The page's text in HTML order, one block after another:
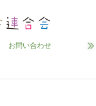
お問い合わせ